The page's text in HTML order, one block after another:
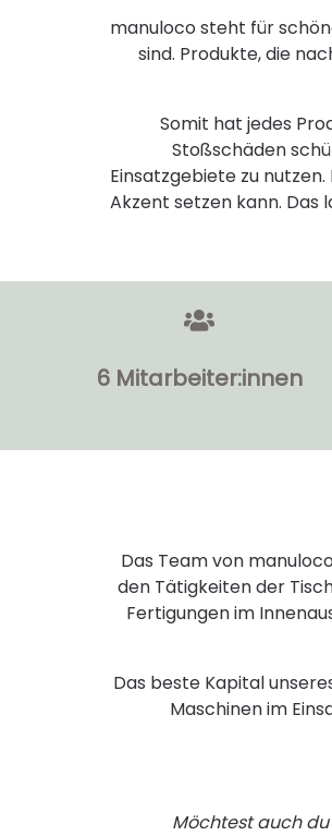
manuloco steht für
sind. Produkte, die
Somit hat jedes
Stoßschäden
Einsatzgebiete zu
Akzent setzen kann. Das
6 Mitarbeiter:innen
Das Team von
den Tätigkeiten der
Fertigungen im
Das beste Kapital
Maschinen im
Möchtest auch